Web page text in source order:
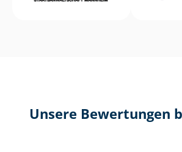
Unsere Bewertungen